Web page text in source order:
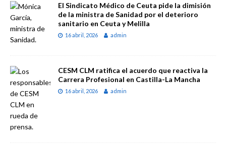
El Sindicato Médico de Ceuta pide la dimisión
de la ministra de Sanidad por el deterioro
sanitario en Ceuta y Melilla
16 abril, 2026 admin
CESM CLM ratifica el acuerdo que reactiva la
Carrera Profesional en Castilla-La Mancha
16 abril, 2026 admin